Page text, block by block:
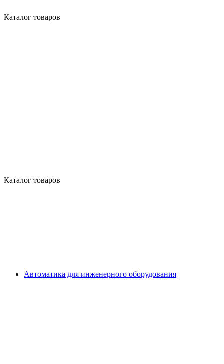
Каталог товаров
Каталог товаров
Автоматика для инженерного оборудования